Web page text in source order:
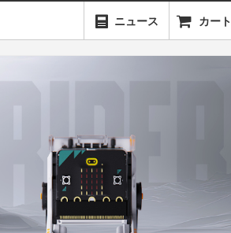
ニュース カート